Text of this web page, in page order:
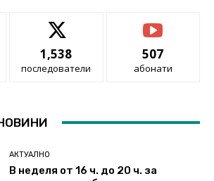
1,538
последователи
507
абонати
АКТУАЛНО
В неделя от 16 ч. до 20 ч. за